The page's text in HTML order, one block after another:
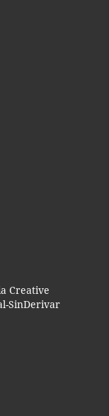
Creative
SinDerivar